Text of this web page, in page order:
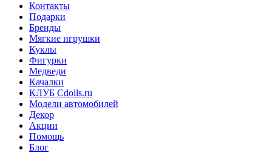
Контакты
Подарки
Бренды
Мягкие игрушки
Куклы
Фигурки
Медведи
Качалки
КЛУБ Cdolls.ru
Модели автомобилей
Декор
Акции
Помощь
Блог